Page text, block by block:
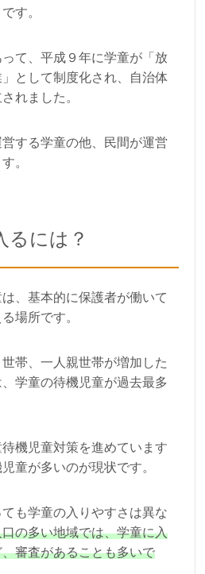
す。
て、平成９年に学童が「放
として制度化され、自治体
れました。
する学童の他、民間が運営
。
るには？
、基本的に保護者が働いて
場所です。
帯、一人親世帯が増加した
学童の待機児童が過去最多
機児童対策を進めています
童が多いのが現状です。
も学童の入りやすさは異な
の多い地域では、学童に入
審査があることも多いで